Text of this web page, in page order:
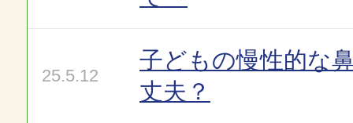
25.5.12
子どもの慢性的な
丈夫？